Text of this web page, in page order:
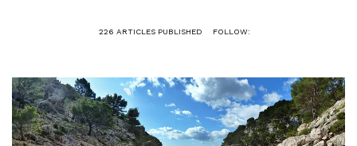
226 ARTICLES PUBLISHED FOLLOW: